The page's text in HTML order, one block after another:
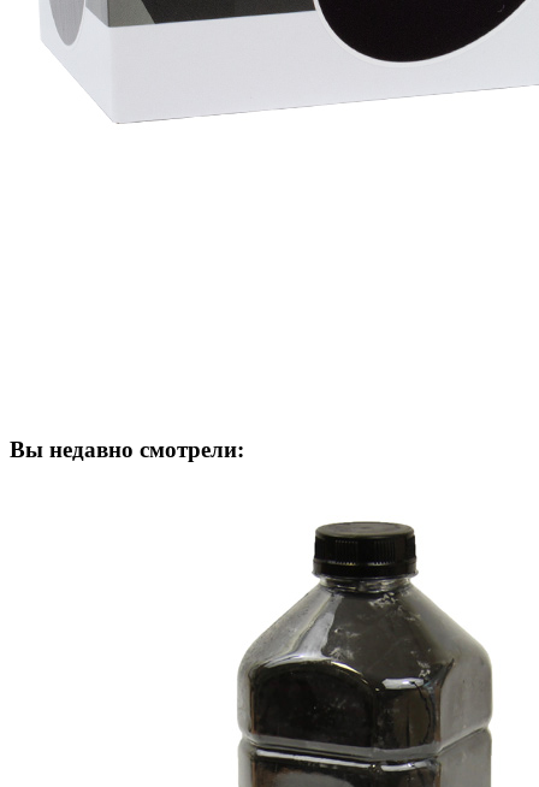
Вы недавно смотрели: